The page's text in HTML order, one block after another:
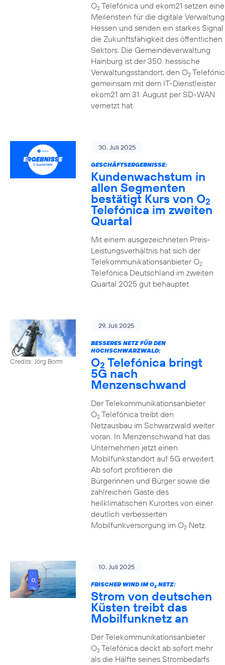
O2Telefónica und ekom21 setzen
Meilenstein für die digitale
Hessen und senden ein starkes
die Zukunftsfähigkeit des öffentlichen
Sektors. Die Gemeindeverwaltung
Hainburg ist der 350. hessische
Verwaltungsstandort, den O2
gemeinsam mit dem IT-Dienstleister
ekom21 am 31. August per SD-WAN
vernetzt hat.
30. Juli 2025
GESCHÄFTSERGEBNISSE:
Kundenwachstum in
allen Segmenten
bestätigt Kurs von O2
Telefónica im zweiten
Quartal
Mit einem ausgezeichneten Preis-
Leistungsverhältnis hat sich der
Telekommunikationsanbieter O2
Telefónica Deutschland im zweiten
Quartal 2025 gut behauptet.
Credits: Jörg Borm
29. Juli 2025
BESSERES NETZ FÜR DEN
HOCHSCHWARZWALD:
O2 Telefónica bringt
5G nach
Menzenschwand
Der Telekommunikationsanbieter
O2Telefónica treibt den
Netzausbau im Schwarzwald weiter
voran. In Menzenschwand hat das
Unternehmen jetzt einen
Mobilfunkstandort auf 5G erweitert.
Ab sofort profitieren die
Bürgerinnen und Bürger sowie die
zahlreichen Gäste des
heilklimatischen Kurortes von einer
deutlich verbesserten
Mobilfunkversorgung im O2Netz.
10. Juli 2025
FRISCHER WIND IM O2NETZ:
Strom von deutschen
Küsten treibt das
Mobilfunknetz an
Der Telekommunikationsanbieter
O2Telefónica deckt ab sofort mehr
als die Hälfte seines Strombedarfs